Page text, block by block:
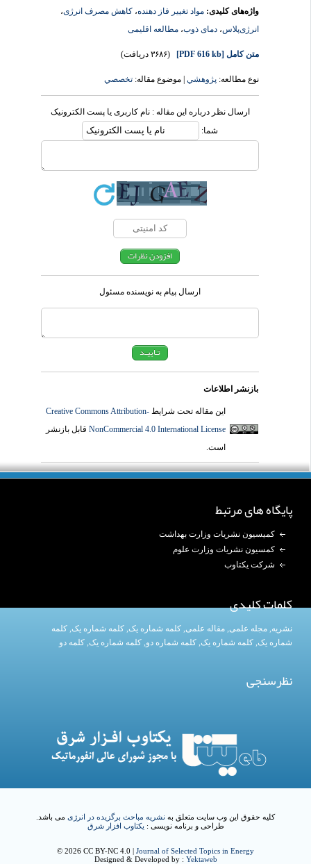
واژه‌های کلیدی:مواد تغییر فاز دهنده،کاهش مصرف انرژی،
انرژی‌پلاس، دمای ذوب،مطالعه اقلیمی
متن کامل[PDF 616 kb] (۳۶۸۶ دریافت)
نوع مطالعه:پژوهشي| موضوع مقاله:تخصصي
ارسال نظر درباره این مقاله : نام کاربری یا پست الکترونیک
شما:
ارسال پیام به نویسنده مسئول
بازنشر اطلاعات
این مقاله تحت شرایطCreative Commons Attribution-
NonCommercial 4.0 International Licenseقابل بازنشر
است.
پایگاه های مرتبط
کمیسیون نشریات وزارت بهداشت
کمسیون نشریات وزارت علوم
شرکت یکتاوب
کلمات کلیدی
نشریه,مجله علمی,مقاله علمی,کلمه شماره یک, کلمه شماره یک,کلمه
شماره یک,کلمه شماره یک, کلمه شماره دو,کلمه شماره یک,کلمه دو
نظرسنجی
کلیه حقوق این وب سایت متعلق به نشریه مباحث برگزیده در انرژیمی باشد.
طراحی و برنامه نویسی : یکتاوب افزار شرق
© 2026 CC BY-NC 4.0 |Journal of Selected Topics in Energy
Designed & Developed by :Yektaweb